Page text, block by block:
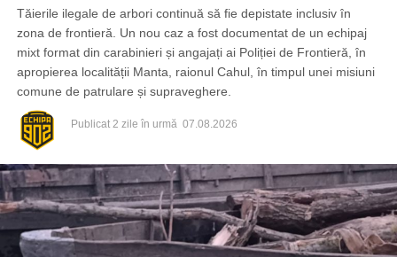
Din fericire, nimeni nu a avut de suferit, iar reprezentanții
Tăierile ilegale de arbori continuă să fie depistate inclusiv în
zona de frontieră. Un nou caz a fost documentat de un echipaj
mixt format din carabinieri și angajați ai Poliției de Frontieră, în
apropierea localității Manta, raionul Cahul, în timpul unei misiuni
comune de patrulare și supraveghere.
Publicat 2 zile în urmă 07.08.2026